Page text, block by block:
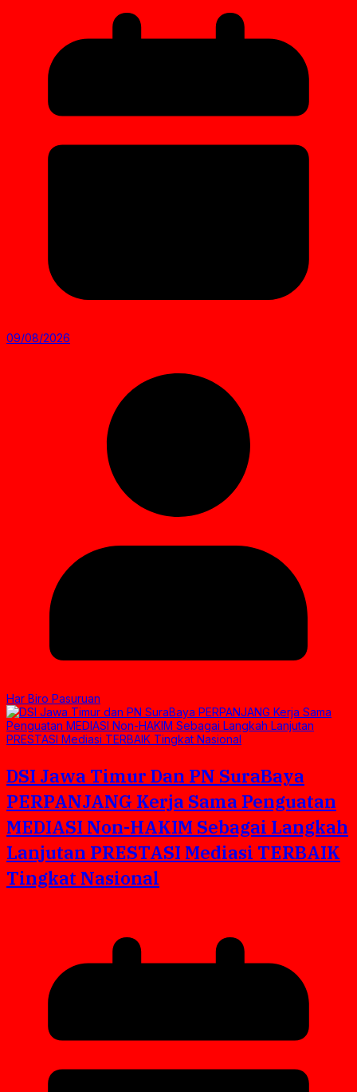
09/08/2026
Har Biro Pasuruan
DSI Jawa Timur Dan PN SuraBaya
PERPANJANG Kerja Sama Penguatan
MEDIASI Non-HAKIM Sebagai Langkah
Lanjutan PRESTASI Mediasi TERBAIK
Tingkat Nasional